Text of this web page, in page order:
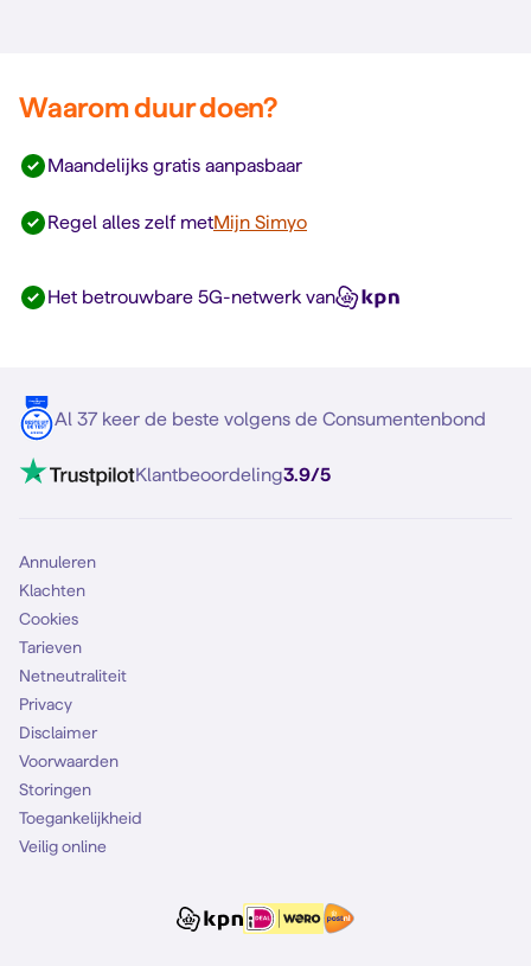
Waarom duur doen?
Maandelijks gratis aanpasbaar
Regel alles zelf metMijn Simyo
Het betrouwbare 5G-netwerk van
Al 37 keer de beste volgens de Consumentenbond
Klantbeoordeling3.9/5
Annuleren
Klachten
Cookies
Tarieven
Netneutraliteit
Privacy
Disclaimer
Voorwaarden
Storingen
Toegankelijkheid
Veilig online